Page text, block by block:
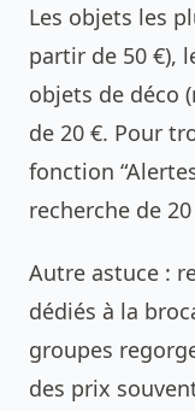
Les objets les
partir de 50 €),
objets de déco
de 20 €. Pour
fonction
recherche de
Autre astuce :
dédiés à la
groupes
des prix